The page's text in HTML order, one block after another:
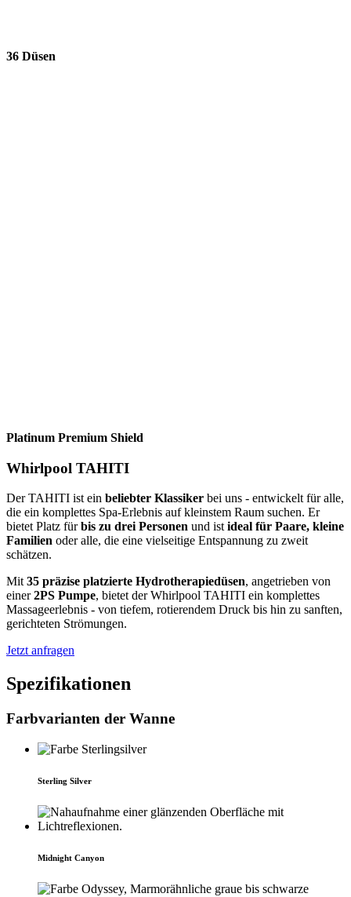
36 Düsen
Platinum Premium Shield
Whirlpool TAHITI
Der TAHITI ist ein beliebter Klassiker bei uns - entwickelt für alle,
die ein komplettes Spa-Erlebnis auf kleinstem Raum suchen. Er
bietet Platz fürbis zu drei Personen und istideal für Paare, kleine
Familien oder alle, die eine vielseitige Entspannung zu zweit
schätzen.
Mit35 präzise platzierte Hydrotherapiedüsen, angetrieben von
einer2PS Pumpe, bietet der Whirlpool TAHITI ein komplettes
Massageerlebnis - von tiefem, rotierendem Druck bis hin zu sanften,
gerichteten Strömungen.
Jetzt anfragen
Spezifi­kationen
Farb­varianten der Wanne
Sterling Silver
Midnight Canyon